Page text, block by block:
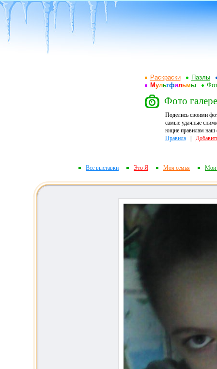
Раскраски
Пазлы
Мультфильмы
Фото
Поделись своими
самые удачные
ющие правилам наш
Правила|
Все выставки Это Я Моя семья Мои